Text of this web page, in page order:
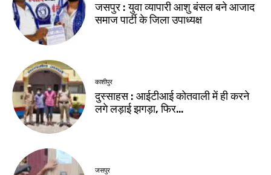
जसपुर : युवा व्यापारी आशु बंसल बने आजाद
समाज पार्टी के जिला उपाध्यक्ष
काशीपुर
दुस्साहस : आईटीआई कोतवाली में ही करने
लगे लड़ाई झगड़ा, फिर…
जसपुर